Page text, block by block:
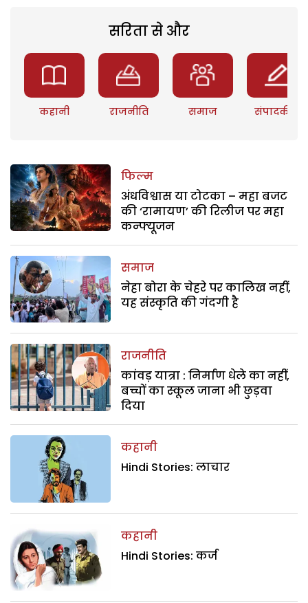
सरिता से और
कहानी राजनीति समाज संपादकीय
फिल्म
अंधविश्वास या टोटका – महा बजट
की ‘रामायण’ की रिलीज पर महा
कन्फ्यूजन
समाज
नेहा बोरा के चेहरे पर कालिख नहीं,
यह संस्कृति की गंदगी है
राजनीति
कांवड़ यात्रा : निर्माण धेले का नहीं,
बच्चों का स्कूल जाना भी छुड़वा
दिया
कहानी
Hindi Stories: लाचार
कहानी
Hindi Stories: कर्ज